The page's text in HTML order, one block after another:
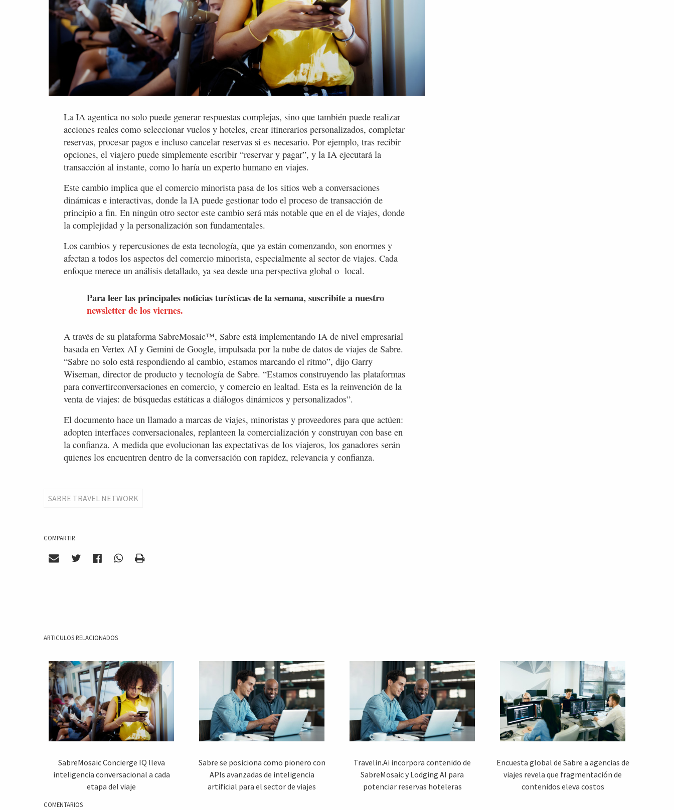
La IA agentica no solo puede generar respuestas complejas, sino que también puede realizar
acciones reales como seleccionar vuelos y hoteles, crear itinerarios personalizados, completar
reservas, procesar pagos e incluso cancelar reservas si es necesario. Por ejemplo, tras recibir
opciones, el viajero puede simplemente escribir “reservar y pagar”, y la IA ejecutará la
transacción al instante, como lo haría un experto humano en viajes.
Este cambio implica que el comercio minorista pasa de los sitios web a conversaciones
dinámicas e interactivas, donde la IA puede gestionar todo el proceso de transacción de
principio a fin. En ningún otro sector este cambio será más notable que en el de viajes, donde
la complejidad y la personalización son fundamentales.
Los cambios y repercusiones de esta tecnología, que ya están comenzando, son enormes y
afectan a todos los aspectos del comercio minorista, especialmente al sector de viajes. Cada
enfoque merece un análisis detallado, ya sea desde una perspectiva global o local.
Para leer las principales noticias turísticas de la semana, suscribite a nuestro
newsletter de los viernes.
A través de su plataforma SabreMosaic™, Sabre está implementando IA de nivel empresarial
basada en Vertex AI y Gemini de Google, impulsada por la nube de datos de viajes de Sabre.
“Sabre no solo está respondiendo al cambio, estamos marcando el ritmo”, dijo Garry
Wiseman, director de producto y tecnología de Sabre. “Estamos construyendo las plataformas
para convertirconversaciones en comercio, y comercio en lealtad. Esta es la reinvención de la
venta de viajes: de búsquedas estáticas a diálogos dinámicos y personalizados”.
El documento hace un llamado a marcas de viajes, minoristas y proveedores para que actúen:
adopten interfaces conversacionales, replanteen la comercialización y construyan con base en
la confianza. A medida que evolucionan las expectativas de los viajeros, los ganadores serán
quienes los encuentren dentro de la conversación con rapidez, relevancia y confianza.
SABRE TRAVEL NETWORK
COMPARTIR
ARTICULOS RELACIONADOS
SabreMosaic Concierge IQ lleva
inteligencia conversacional a cada
etapa del viaje
Sabre se posiciona como pionero con
APIs avanzadas de inteligencia
artificial para el sector de viajes
Travelin.Ai incorpora contenido de
SabreMosaic y Lodging AI para
potenciar reservas hoteleras
Encuesta global de Sabre a agencias de
viajes revela que fragmentación de
contenidos eleva costos
COMENTARIOS